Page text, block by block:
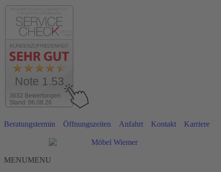
3632 Bewertungen
Stand: 06.08.26
Note 1.53
Beratungstermin Öffnungszeiten Anfahrt Kontakt Karriere
MENUMENU